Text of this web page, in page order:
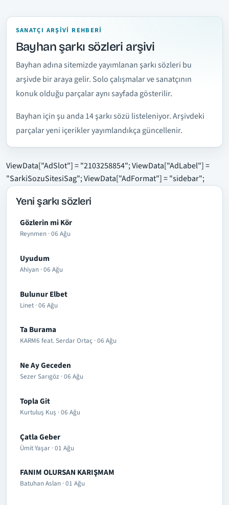
SANATÇI ARŞIVI REHBERI
Bayhan şarkı sözleri arşivi
Bayhan adına sitemizde yayımlanan şarkı sözleri bu
arşivde bir araya gelir. Solo çalışmalar ve sanatçının
konuk olduğu parçalar aynı sayfada gösterilir.
Bayhan için şu anda 14 şarkı sözü listeleniyor. Arşivdeki
parçalar yeni içerikler yayımlandıkça güncellenir.
ViewData["AdSlot"] = "2103258854"; ViewData["AdLabel"] =
"SarkiSozuSitesiSag"; ViewData["AdFormat"] = "sidebar";
Yeni şarkı sözleri
Gözlerin mi Kör
Reynmen · 06 Ağu
Uyudum
Ahiyan · 06 Ağu
Bulunur Elbet
Linet · 06 Ağu
Ta Burama
KARM6 feat. Serdar Ortaç · 06 Ağu
Ne Ay Geceden
Sezer Sarıgöz · 06 Ağu
Topla Git
Kurtuluş Kuş · 06 Ağu
Çatla Geber
Ümit Yaşar · 01 Ağu
FANIM OLURSAN KARIŞMAM
Batuhan Aslan · 01 Ağu